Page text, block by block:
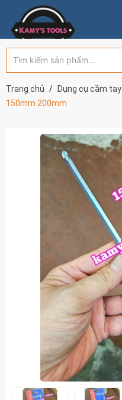
Trang chủ Dụng cụ cầm tay
150mm 200mm